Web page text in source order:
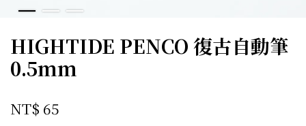
HIGHTIDE PENCO 復古自動筆
0.5mm
NT$ 65